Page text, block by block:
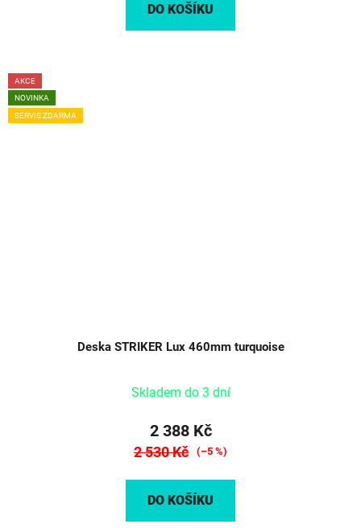
DO KOŠÍKU
AKCE
NOVINKA
SERVIS ZDARMA
Deska STRIKER Lux 460mm turquoise
Skladem do 3 dní
2 388 Kč
2 530 Kč (–5 %)
DO KOŠÍKU